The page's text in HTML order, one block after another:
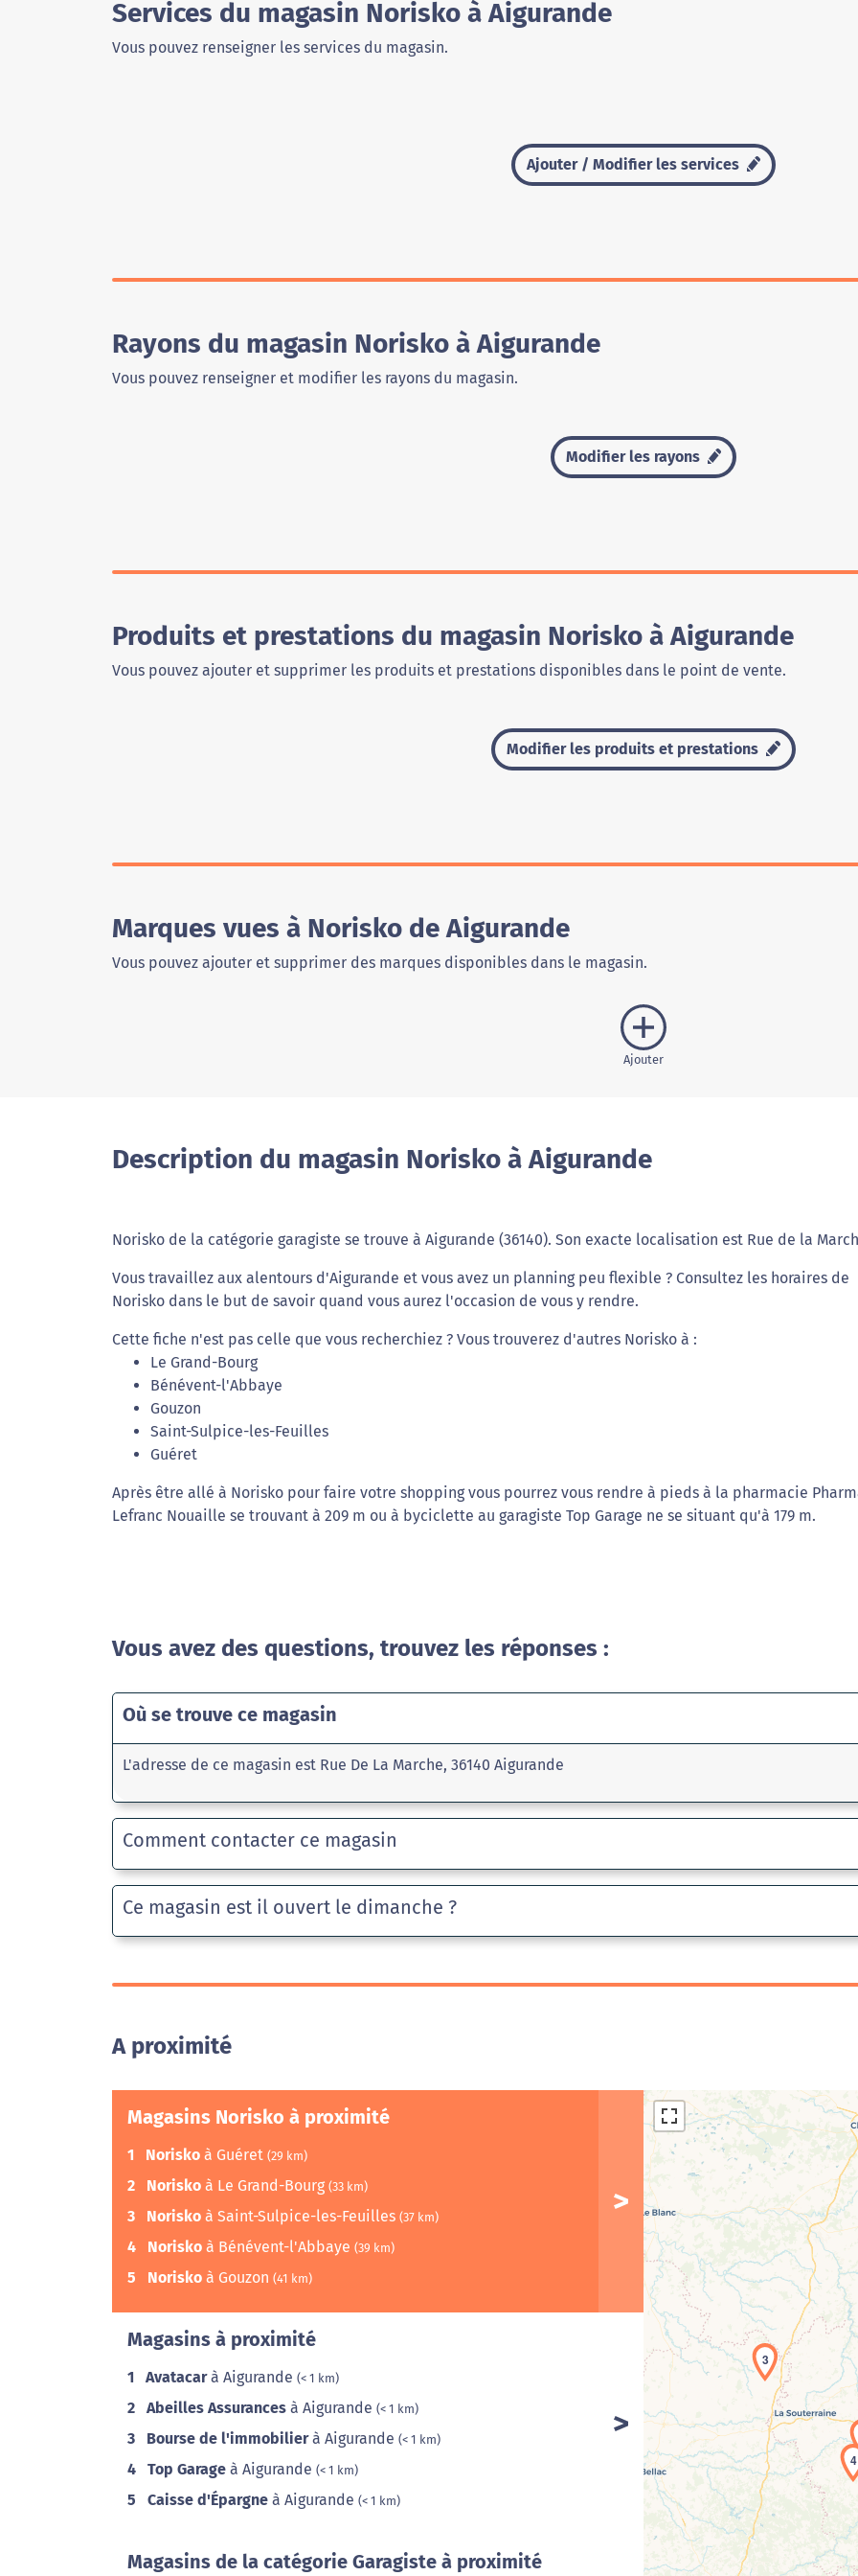
Services du magasin Norisko à Aigurande
Vous pouvez renseigner les services du magasin.
Ajouter / Modifier les services
Rayons du magasin Norisko à Aigurande
Vous pouvez renseigner et modifier les rayons du magasin.
Modifier les rayons
Produits et prestations du magasin Norisko à Aigurande
Vous pouvez ajouter et supprimer les produits et prestations disponibles dans le point de vente.
Modifier les produits et prestations
Marques vues à Norisko de Aigurande
Vous pouvez ajouter et supprimer des marques disponibles dans le magasin.
Ajouter
Description du magasin Norisko à Aigurande
Norisko de la catégorie garagiste se trouve à Aigurande (36140). Son exacte localisation est Rue de la
Vous travaillez aux alentours d'Aigurande et vous avez un planning peu flexible ? Consultez les horaires de
Norisko dans le but de savoir quand vous aurez l'occasion de vous y rendre.
Cette fiche n'est pas celle que vous recherchiez ? Vous trouverez d'autres Norisko à :
Le Grand-Bourg
Bénévent-l'Abbaye
Gouzon
Saint-Sulpice-les-Feuilles
Guéret
Après être allé à Norisko pour faire votre shopping vous pourrez vous rendre à pieds à la pharmacie
Lefranc Nouaille se trouvant à 209 m ou à byciclette au garagiste Top Garage ne se situant qu'à 179 m.
Vous avez des questions, trouvez les réponses :
Où se trouve ce magasin
L'adresse de ce magasin est Rue De La Marche, 36140 Aigurande
Comment contacter ce magasin
Ce magasin est il ouvert le dimanche ?
A proximité
Magasins Norisko à proximité
1 Norisko à Guéret (29 km)
2 Norisko à Le Grand-Bourg (33 km)
3 Norisko à Saint-Sulpice-les-Feuilles (37 km)
4 Norisko à Bénévent-l'Abbaye (39 km)
5 Norisko à Gouzon (41 km)
Magasins à proximité
1 Avatacarà Aigurande (< 1 km)
2 Abeilles Assurances à Aigurande (< 1 km)
3 Bourse de l'immobilierà Aigurande (< 1 km)
4 Top Garage à Aigurande (< 1 km)
5 Caisse d'Épargne à Aigurande (< 1 km)
Magasins de la catégorie Garagiste à proximité
3
4